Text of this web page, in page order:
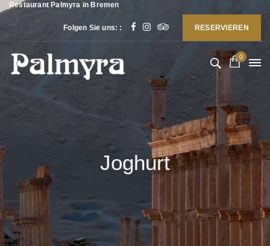
Restaurant Palmyra in Bremen
Folgen Sie uns: : RESERVIEREN
0
Joghurt